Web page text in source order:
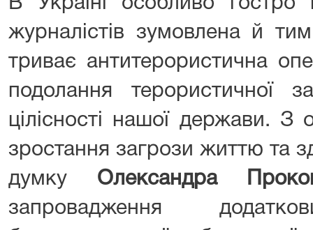
журналістів зумовлена й
триває антитерористична
подолання терористичної
цілісності нашої держави. З
зростання загрози життю та
думку Олександра
запровадження